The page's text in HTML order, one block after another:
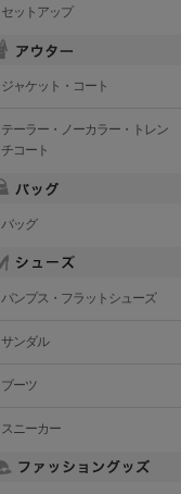
セットアップ
ジャケット・コート
テーラー・ノーカラー・トレン
チコート
バッグ
パンプス・フラットシューズ
サンダル
ブーツ
スニーカー